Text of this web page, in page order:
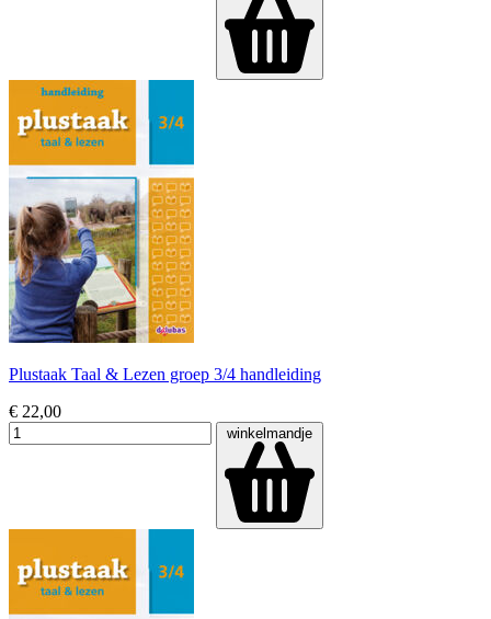
Plustaak Taal & Lezen groep 3/4 handleiding
€ 22,00
winkelmandje